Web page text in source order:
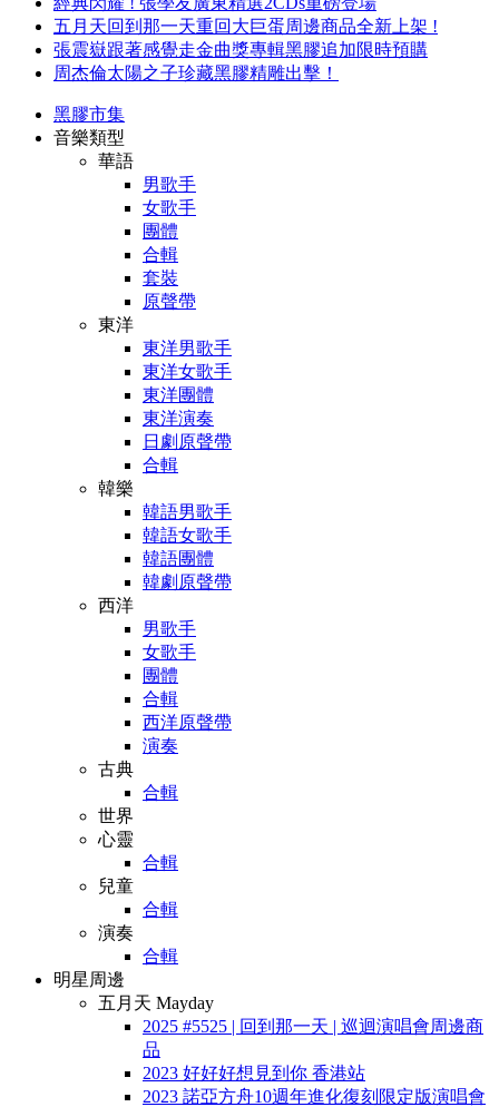
五月天回到那一天重回大巨蛋周邊商品全新上架 !
張震嶽跟著感覺走金曲獎專輯黑膠追加限時預購
周杰倫太陽之子珍藏黑膠精雕出擊！
黑膠市集
音樂類型
華語
男歌手
女歌手
團體
合輯
套裝
原聲帶
東洋
東洋男歌手
東洋女歌手
東洋團體
東洋演奏
日劇原聲帶
合輯
韓樂
韓語男歌手
韓語女歌手
韓語團體
韓劇原聲帶
西洋
男歌手
女歌手
團體
合輯
西洋原聲帶
演奏
古典
合輯
世界
心靈
合輯
兒童
合輯
演奏
合輯
明星周邊
五月天 Mayday
2025 #5525 | 回到那一天 | 巡迴演唱會周邊商
品
2023 好好好想見到你 香港站
2023 諾亞方舟10週年進化復刻限定版演唱會